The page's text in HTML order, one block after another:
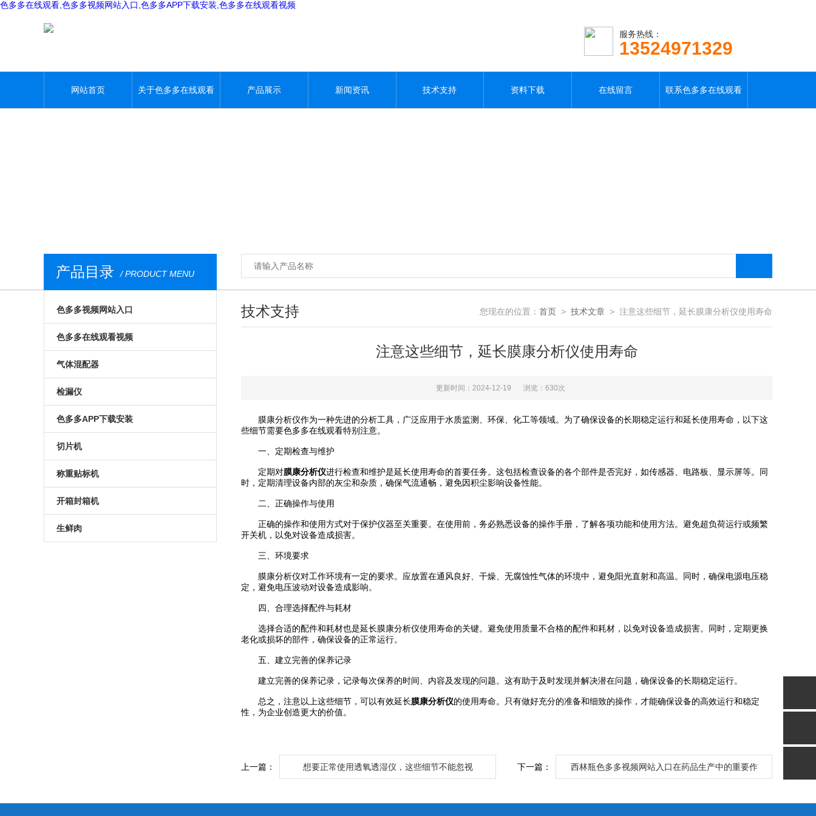
色多多在线观看,色多多视频网站入口,色多多APP下载安装,色多多在线观看视频
服务热线：
13524971329
网站首页 关于色多多在线观看 产品展示 新闻资讯 技术支持 资料下载 在线留言 联系色多多在线观看
产品目录 / PRODUCT MENU
色多多视频网站入口
气调包装分析仪
安瓿瓶色多多视频网站入口
西林瓶色多多视频网站入口
荧光法色多多视频网站入口
食品色多多视频网站入口
便携式色多多视频网站入口
进口色多多视频网站入口
药品色多多视频网站入口
色多多在线观看视频
膜康分析仪
台式顶空气体分析仪
无损色多多在线观看视频
荧光法色多多在线观看视频
在线色多多在线观看视频
食品包装色多多在线观看视频
药品包装色多多在线观看视频
气体混配器
气调包装气体混配器
机械旋钮式气体混配器
数字式气体混配器
食品包装气体混配器
检漏仪
透湿仪
透过率测试仪
在线检漏仪
包装检漏仪
无损包装检漏仪
色多多APP下载安装
预制菜食品色多多APP下载安装
气调色多多APP下载安装
真空贴体色多多APP下载安装
真空色多多APP下载安装
切片机
全自动切片机
手动切片机
称重贴标机
入门级称重贴标机
高性能称重贴标机
开箱封箱机
套袋机
生鲜肉
技术支持 您现在的位置： 首页 > 技术文章 > 注意这些细节，延长膜康分析仪使用寿命
注意这些细节，延长膜康分析仪使用寿命
更新时间：2024-12-19 浏览：630次
膜康分析仪作为一种先进的分析工具，广泛应用于水质监测、环保、化工等领域。为了确保设备的长期稳定运行和延长使用寿命，以下这
些细节需要色多多在线观看特别注意。
一、定期检查与维护
定期对膜康分析仪进行检查和维护是延长使用寿命的首要任务。这包括检查设备的各个部件是否完好，如传感器、电路板、显示屏等。同
时，定期清理设备内部的灰尘和杂质，确保气流通畅，避免因积尘影响设备性能。
二、正确操作与使用
正确的操作和使用方式对于保护仪器至关重要。在使用前，务必熟悉设备的操作手册，了解各项功能和使用方法。避免超负荷运行或频繁
开关机，以免对设备造成损害。
三、环境要求
膜康分析仪对工作环境有一定的要求。应放置在通风良好、干燥、无腐蚀性气体的环境中，避免阳光直射和高温。同时，确保电源电压稳
定，避免电压波动对设备造成影响。
四、合理选择配件与耗材
选择合适的配件和耗材也是延长膜康分析仪使用寿命的关键。避免使用质量不合格的配件和耗材，以免对设备造成损害。同时，定期更换
老化或损坏的部件，确保设备的正常运行。
五、建立完善的保养记录
建立完善的保养记录，记录每次保养的时间、内容及发现的问题。这有助于及时发现并解决潜在问题，确保设备的长期稳定运行。
总之，注意以上这些细节，可以有效延长膜康分析仪的使用寿命。只有做好充分的准备和细致的操作，才能确保设备的高效运行和稳定
性，为企业创造更大的价值。
上一篇： 想要正常使用透氧透湿仪，这些细节不能忽视 下一篇： 西林瓶色多多视频网站入口在药品生产中的重要作